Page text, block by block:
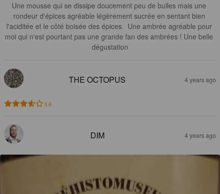
Une mousse qui se dissipe doucement peu de bulles mais une
rondeur d'épices agréable légèrement sucrée en sentant bien
l'aciditée et le côté boisée des épices.  Une ambrée agréable pour
moi qui n'est pourtant pas une grande fan des ambrées ! Une belle
dégustation
THE OCTOPUS 4 years ago
3.6
DIM 4 years ago